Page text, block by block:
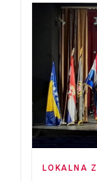
LOKALNA